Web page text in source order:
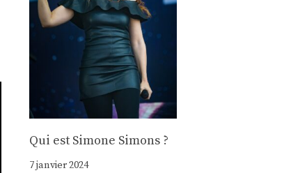
Qui est Simone Simons ?
7 janvier 2024